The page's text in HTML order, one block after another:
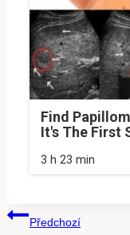
Find
It's The First
3 h 23 min
Navigace
Předchozí